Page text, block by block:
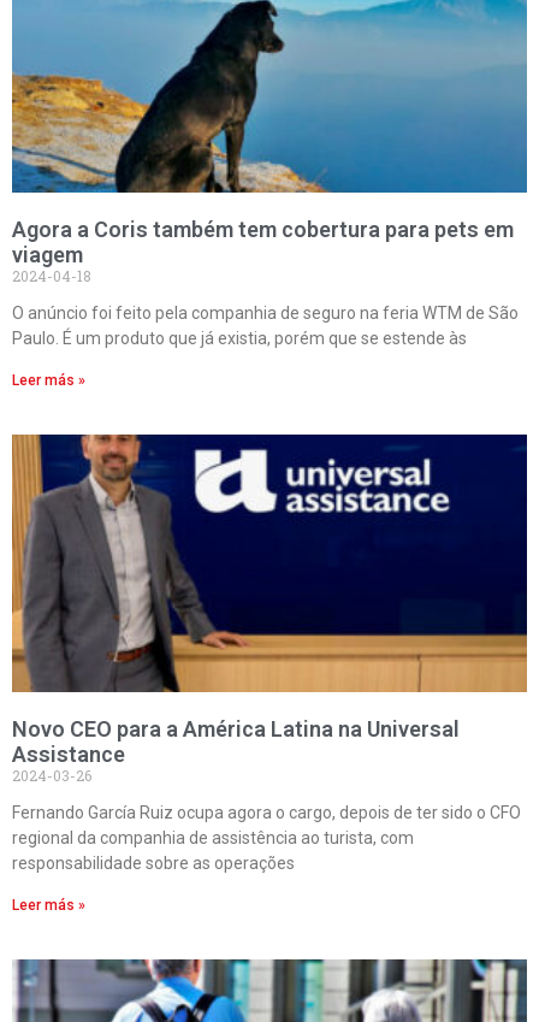
Agora a Coris também tem cobertura para pets em
viagem
2024-04-18
O anúncio foi feito pela companhia de seguro na feria WTM de São
Paulo. É um produto que já existia, porém que se estende às
Novo CEO para a América Latina na Universal
Assistance
2024-03-26
Fernando García Ruiz ocupa agora o cargo, depois de ter sido o CFO
regional da companhia de assistência ao turista, com
responsabilidade sobre as operações